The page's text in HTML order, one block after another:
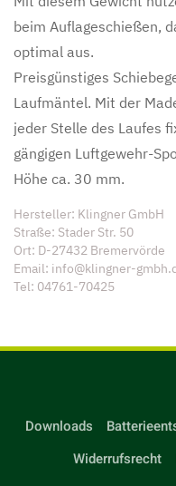
beim Auflageschießen,
optimal aus.
Preisgünstiges
Laufmäntel. Mit der
jeder Stelle des Laufes
gängigen Luftgewehr-
Höhe ca. 30 mm.
Hersteller: Klingner GmbH
Straße: Stader Str. 50
Ort: D-27432 Bremervörde
Email: info@klingner-
Tel: 04761-70425
Downloads
Widerrufsrecht